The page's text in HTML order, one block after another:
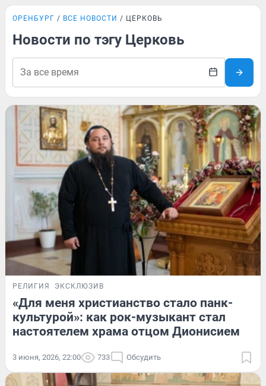
ОРЕНБУРГ ВСЕ НОВОСТИ ЦЕРКОВЬ
Новости по тэгу Церковь
РЕЛИГИЯ ЭКСКЛЮЗИВ
«Для меня христианство стало панк-
культурой»: как рок-музыкант стал
настоятелем храма отцом Дионисием
3 июня, 2026, 22:00 733 Обсудить